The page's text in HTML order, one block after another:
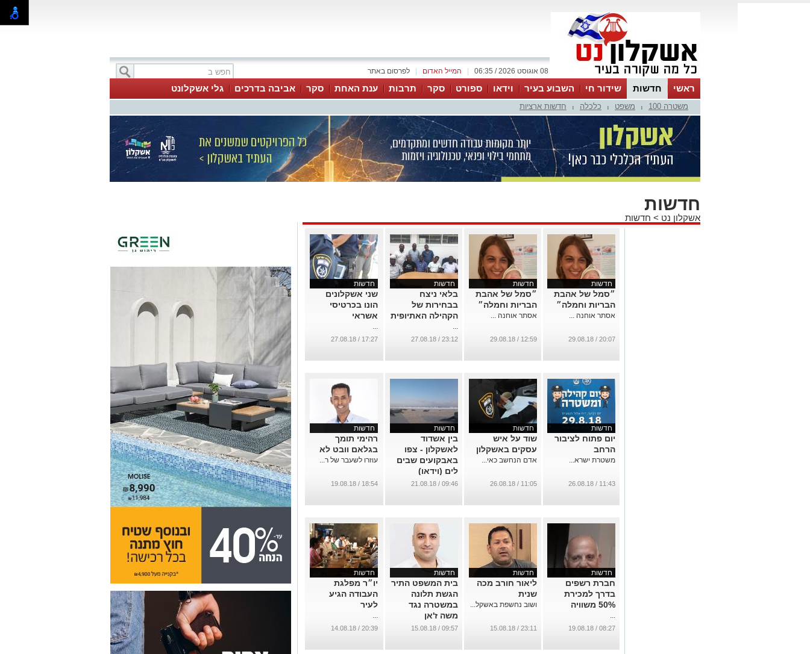
לפרסום באתר המייל האדום 08 אוגוסט 2026 / 06:35
ראשי חדשות שידור חי השבוע בעיר וידאו ספורט סקר תרבות ענת האחת סקר אביבה בדרכים גלי אשקלונט
משטרה 100 משפט כלכלה חדשות ארציות
חדשות
אשקלון נט > חדשות
חדשות
״סמל של אהבת
הבריות וחמלה״
אסתר אוחנה ...
20:07 / 29.08.18
חדשות
״סמל של אהבת
הבריות וחמלה״
אסתר אוחנה ...
12:59 / 29.08.18
חדשות
בלאי ניצח
בבחירות של
הקהילה האתיופית
...
23:12 / 27.08.18
חדשות
שני אשקלונים
הונו בכרטיסי
אשראי
...
17:27 / 27.08.18
חדשות
יום פתוח לציבור
הרחב
משטרת ישרא...
11:43 / 26.08.18
חדשות
שוד על איש
עסקים באשקלון
אדם הנחשב כאי...
11:05 / 26.08.18
חדשות
בין אשדוד
לאשקלון - צפו
באבקועים שבים
לים (וידאו)
...
09:46 / 21.08.18
חדשות
רהימי תומך
בגלאם וובט לא
עוזרו לשעבר של ר...
18:54 / 19.08.18
חדשות
חברת רשפים
בדרך למכירת
50% משוויה
...
08:27 / 19.08.18
חדשות
ליאור חורב מכה
שנית
ושוב נחשפת באשקל...
23:11 / 15.08.18
חדשות
בית המשפט התיר
הגשת תלונה
במשטרה נגד
משה ז'אן
...
09:57 / 15.08.18
חדשות
יו״ר מפלגת
העבודה הגיע
לעיר
...
20:39 / 14.08.18